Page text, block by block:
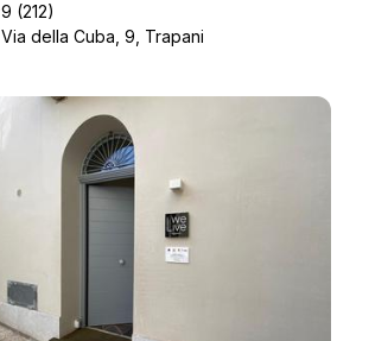
9 (212)
Via della Cuba, 9, Trapani